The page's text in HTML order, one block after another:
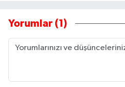
Yorumlar (1)